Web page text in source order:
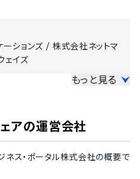
ションズ/株式会社ネットマ
ェイズ
コミュニケーション
もっと見る
アの運営会社
ネス・ポータル株式会社の概要で